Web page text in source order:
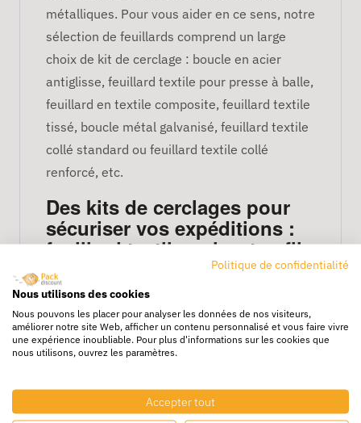
métalliques. Pour vous aider en ce sens, notre
sélection de feuillards comprend un large
choix de kit de cerclage : boucle en acier
antiglisse, feuillard textile pour presse à balle,
feuillard en textile composite, feuillard textile
tissé, boucle métal galvanisé, feuillard textile
collé standard ou feuillard textile collé
renforcé, etc.
Des kits de cerclages pour
sécuriser vos expéditions :
feuillard textile polyester, fil
à fil, composite...
Packdiscount, le spécialiste de l'emballage,
propose différents types de feuillards textiles.
qualité standard le plus économique. Les fils
sont posés en parallèle puis collés par
Politique de confidentialité
Nous utilisons des cookies
Nous pouvons les placer pour analyser les données de nos visiteurs,
améliorer notre site Web, afficher un contenu personnalisé et vous faire vivre
une expérience inoubliable. Pour plus d'informations sur les cookies que
nous utilisons, ouvrez les paramètres.
Accepter tout